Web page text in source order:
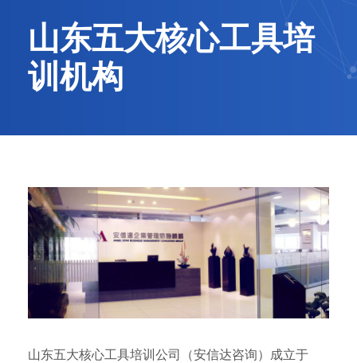
山东五大核心工具培
训机构
山东五大核心工具培训公司（安信达咨询）成立于